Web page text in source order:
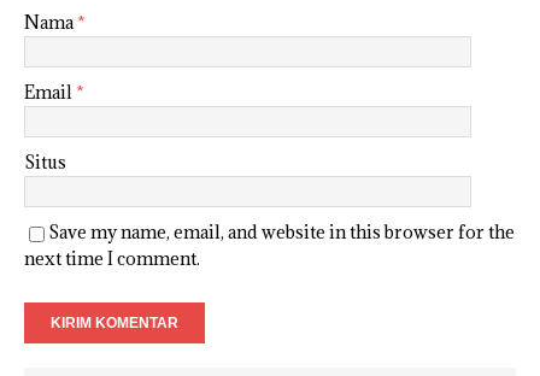
Nama*
Email *
Situs
Save my name, email, and website in this browser for the
next time I comment.